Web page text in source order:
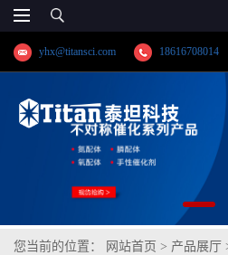
yhx@titansci.com 18616708014
您当前的位置： 网站首页 > 产品展厅